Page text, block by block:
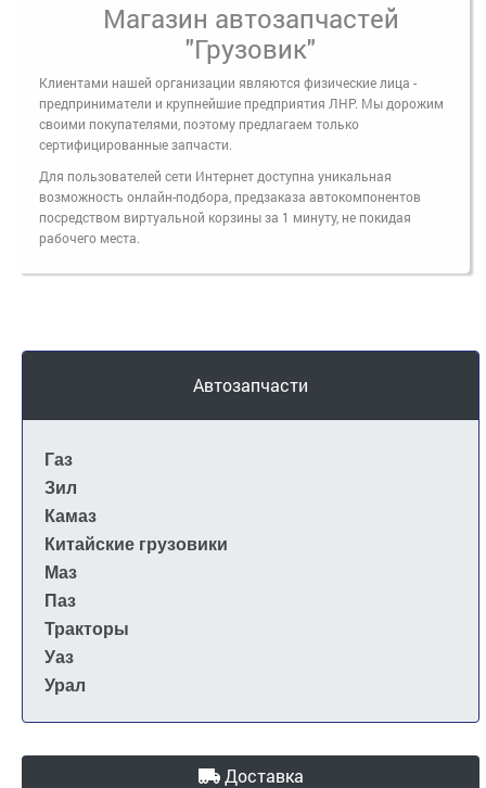
Магазин автозапчастей
"Грузовик"
Клиентами нашей организации являются физические лица -
предприниматели и крупнейшие предприятия ЛНР. Мы дорожим
своими покупателями, поэтому предлагаем только
сертифицированные запчасти.
Для пользователей сети Интернет доступна уникальная
возможность онлайн-подбора, предзаказа автокомпонентов
посредством виртуальной корзины за 1 минуту, не покидая
рабочего места.
Автозапчасти
Газ
Зил
Камаз
Китайские грузовики
Маз
Паз
Тракторы
Уаз
Урал
Доставка